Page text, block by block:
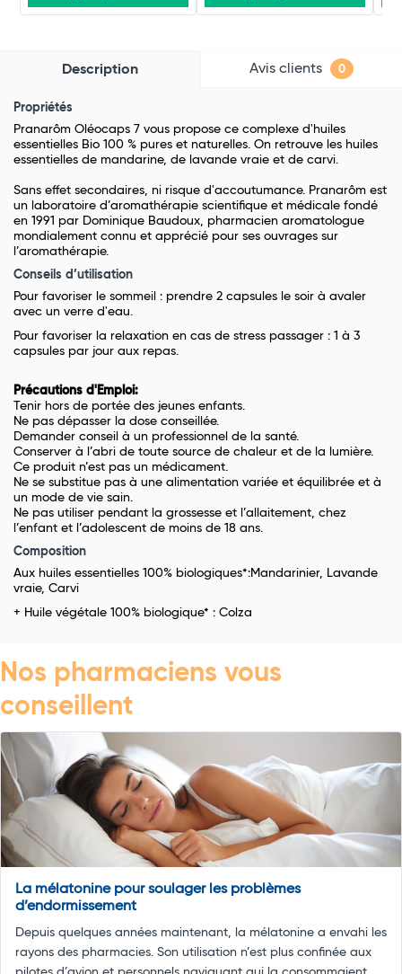
Description Avis clients 0
Propriétés
Pranarôm Oléocaps 7 vous propose ce complexe d'huiles
essentielles Bio 100 % pures et naturelles. On retrouve les huiles
essentielles de mandarine, de lavande vraie et de carvi.
Sans effet secondaires, ni risque d'accoutumance. Pranarôm est
un laboratoire d’aromathérapie scientifique et médicale fondé
en 1991 par Dominique Baudoux, pharmacien aromatologue
mondialement connu et apprécié pour ses ouvrages sur
l’aromathérapie.
Conseils d’utilisation
Pour favoriser le sommeil : prendre 2 capsules le soir à avaler
avec un verre d'eau.
Pour favoriser la relaxation en cas de stress passager : 1 à 3
capsules par jour aux repas.
Précautions d'Emploi:
Tenir hors de portée des jeunes enfants.
Ne pas dépasser la dose conseillée.
Demander conseil à un professionnel de la santé.
Conserver à l’abri de toute source de chaleur et de la lumière.
Ce produit n’est pas un médicament.
Ne se substitue pas à une alimentation variée et équilibrée et à
un mode de vie sain.
Ne pas utiliser pendant la grossesse et l’allaitement, chez
l’enfant et l’adolescent de moins de 18 ans.
Composition
Aux huiles essentielles 100% biologiques*:Mandarinier, Lavande
vraie, Carvi
+ Huile végétale 100% biologique* : Colza
Nos pharmaciens vous
conseillent
La mélatonine pour soulager les problèmes
d’endormissement
Depuis quelques années maintenant, la mélatonine a envahi les
rayons des pharmacies. Son utilisation n’est plus confinée aux